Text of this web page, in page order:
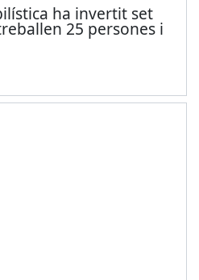
ha invertit set
25 persones i